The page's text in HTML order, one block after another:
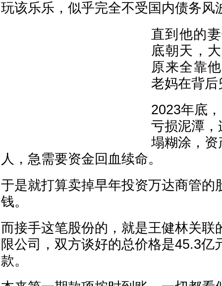
玩该乐乐，似乎完全不受国内债务风
直到他的
底朝天，
原来全靠
老妈在背
2023年底
亏损泥潭
塌糊涂，
人，急需要资金回血续命。
于是就打算卖掉早年投资万达商管的
钱。
而接手这笔股份的，就是王健林关联
限公司，双方谈好的总价格是45.3亿
款。